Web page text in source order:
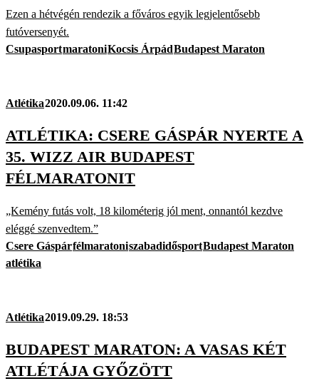
Ezen a hétvégén rendezik a főváros egyik legjelentősebb
futóversenyét.
CsupasportmaratoniKocsis ÁrpádBudapest Maraton
Atlétika2020.09.06. 11:42
ATLÉTIKA: CSERE GÁSPÁR NYERTE A
35. WIZZ AIR BUDAPEST
FÉLMARATONIT
„Kemény futás volt, 18 kilométerig jól ment, onnantól kezdve
eléggé szenvedtem.”
Csere GáspárfélmaratoniszabadidősportBudapest Maraton
atlétika
Atlétika2019.09.29. 18:53
BUDAPEST MARATON: A VASAS KÉT
ATLÉTÁJA GYŐZÖTT